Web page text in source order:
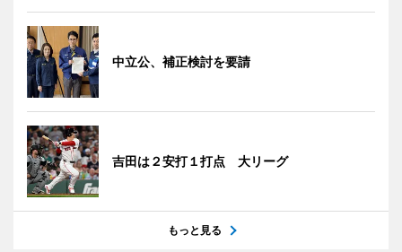
中立公、補正検討を要請
吉田は２安打１打点 大リーグ
もっと見る